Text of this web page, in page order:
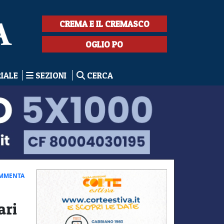
CREMA E IL CREMASCO
OGLIO PO
SEZIONI CERCA